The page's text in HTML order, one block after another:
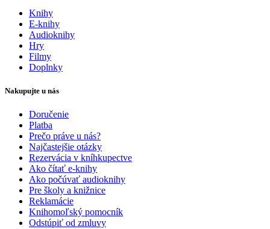
Knihy
E-knihy
Audioknihy
Hry
Filmy
Doplnky
Nakupujte u nás
Doručenie
Platba
Prečo práve u nás?
Najčastejšie otázky
Rezervácia v kníhkupectve
Ako čítať e-knihy
Ako počúvať audioknihy
Pre školy a knižnice
Reklamácie
Knihomoľský pomocník
Odstúpiť od zmluvy